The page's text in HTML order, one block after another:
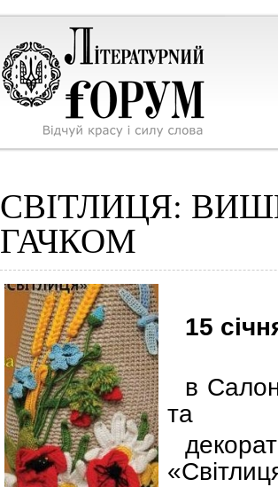
СВІТЛИЦЯ:
ГАЧКОМ
15
в
та